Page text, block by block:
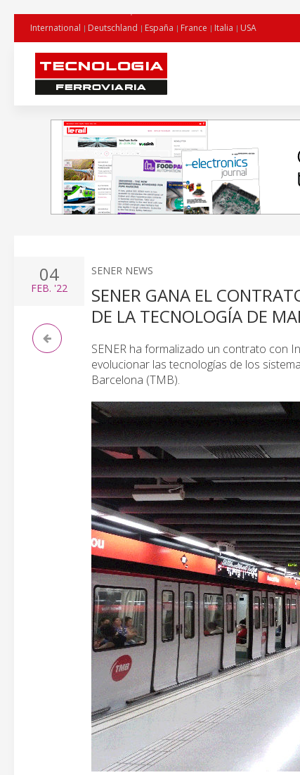
International Deutschland España France Italia USA
04
FEB. '22
SENER NEWS
SENER GANA EL
DE LA TECNOLOGÍA DE
SENER ha formalizado un contrato con
evolucionar las tecnologías de los
Barcelona (TMB).